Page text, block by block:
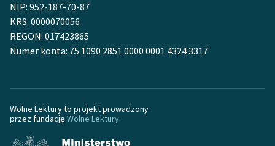
Szkoła Poezji Wolnych
Lektur
O nas
Zespół
NIP: 952-187-70-87
KRS: 0000070056
REGON: 017423865
Numer konta: 75 1090 2851 0000 0001 4324 3317
Wolne Lektury to projekt prowadzony
przez fundację Wolne Lektury.